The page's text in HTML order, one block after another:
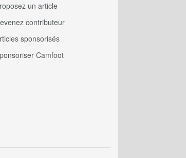
un article
contributeur
sponsorisés
Camfoot